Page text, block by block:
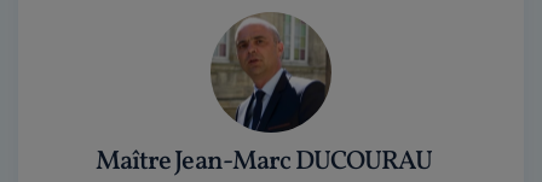
Maître Jean-Marc DUCOURAU